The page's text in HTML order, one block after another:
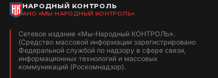
НАРОДНЫЙ КОНТРОЛЬ
АНО «МЫ-НАРОДНЫЙ КОНТРОЛЬ»
Сетевое издание «Мы-Народный КОНТРОЛЬ».
(Средство массовой информации зарегистрировано
Федеральной службой по надзору в сфере связи,
информационных технологий и массовых
коммуникаций (Роскомнадзор).